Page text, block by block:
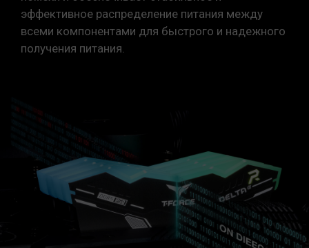
эффективное распределение питания между
всеми компонентами для быстрого и надежного
получения питания.